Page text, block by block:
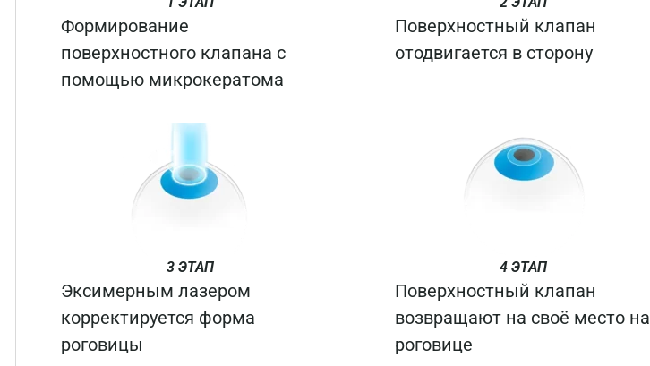
Формирование
поверхностного клапана с
помощью микрокератома
Поверхностный клапан
отодвигается в сторону
3 ЭТАП
Эксимерным лазером
корректируется форма
роговицы
4 ЭТАП
Поверхностный клапан
возвращают на своё место на
роговице